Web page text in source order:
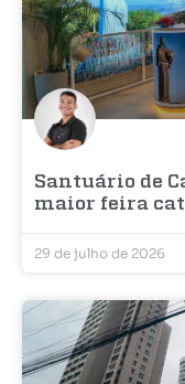
Santuário de
maior feira
29 de julho de 2026